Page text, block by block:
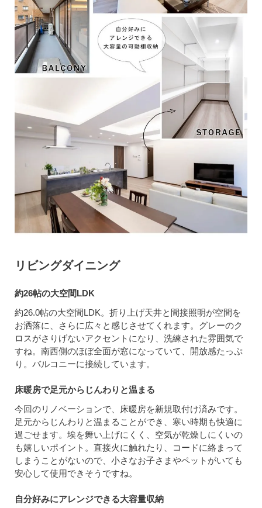
リビングダイニング
約26帖の大空間LDK
約26.0帖の大空間LDK。折り上げ天井と間接照明が空間を
お洒落に、さらに広々と感じさせてくれます。グレーのク
ロスがさりげないアクセントになり、洗練された雰囲気で
すね。南西側のほぼ全面が窓になっていて、開放感たっぷ
り。バルコニーに接続しています。
床暖房で足元からじんわりと温まる
今回のリノベーションで、床暖房を新規取付け済みです。
足元からじんわりと温まることができ、寒い時期も快適に
過ごせます。埃を舞い上げにくく、空気が乾燥しにくいの
も嬉しいポイント。直接火に触れたり、コードに絡まって
しまうことがないので、小さなお子さまやペットがいても
安心して使用できそうですね。
自分好みにアレンジできる大容量収納